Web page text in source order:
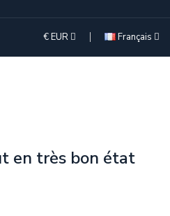
€EUR Français
en très bon état